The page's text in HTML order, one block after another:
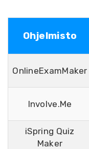
Ohjelmisto
OnlineExamMaker
Involve.Me
iSpring Quiz
Maker